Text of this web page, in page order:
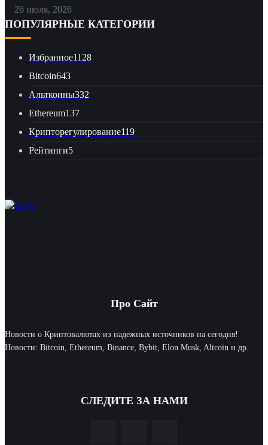
26 июля, 2026
ПОПУЛЯРНЫЕ КАТЕГОРИИ
Избранное1128
Bitcoin643
Альткоины332
Ethereum137
Крипторегулирование119
Рейтинги5
Про Сайт
Новости о Криптовалютах из надежных источников на сегодня!
Новости: Bitcoin, Ethereum, Binance, Bybit, Elon Musk, Altcoin и др.
СЛЕДИТЕ ЗА НАМИ